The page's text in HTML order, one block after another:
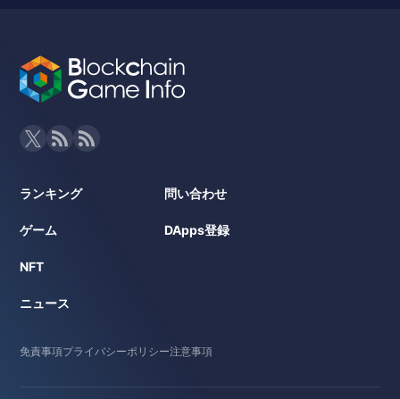
ランキング
ゲーム
NFT
ニュース
問い合わせ
DApps登録
免責事項プライバシーポリシー注意事項